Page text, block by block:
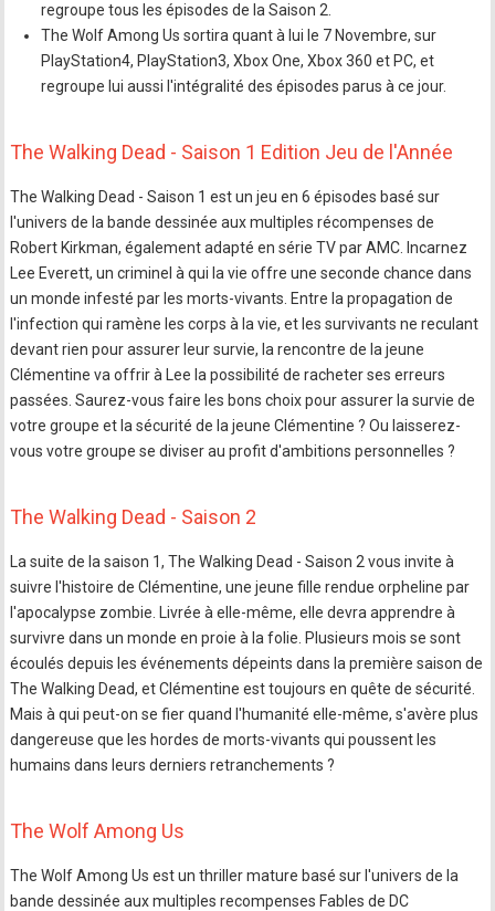
regroupe tous les épisodes de la Saison 2.
The Wolf Among Us sortira quant à lui le 7 Novembre, sur
PlayStation4, PlayStation3, Xbox One, Xbox 360 et PC, et
regroupe lui aussi l'intégralité des épisodes parus à ce jour.
The Walking Dead - Saison 1 Edition Jeu de l'Année
The Walking Dead - Saison 1 est un jeu en 6 épisodes basé sur
l'univers de la bande dessinée aux multiples récompenses de
Robert Kirkman, également adapté en série TV par AMC. Incarnez
Lee Everett, un criminel à qui la vie offre une seconde chance dans
un monde infesté par les morts-vivants. Entre la propagation de
l'infection qui ramène les corps à la vie, et les survivants ne reculant
devant rien pour assurer leur survie, la rencontre de la jeune
Clémentine va offrir à Lee la possibilité de racheter ses erreurs
passées. Saurez-vous faire les bons choix pour assurer la survie de
votre groupe et la sécurité de la jeune Clémentine ? Ou laisserez-
vous votre groupe se diviser au profit d'ambitions personnelles ?
The Walking Dead - Saison 2
La suite de la saison 1, The Walking Dead - Saison 2 vous invite à
suivre l'histoire de Clémentine, une jeune fille rendue orpheline par
l'apocalypse zombie. Livrée à elle-même, elle devra apprendre à
survivre dans un monde en proie à la folie. Plusieurs mois se sont
écoulés depuis les événements dépeints dans la première saison de
The Walking Dead, et Clémentine est toujours en quête de sécurité.
Mais à qui peut-on se fier quand l'humanité elle-même, s'avère plus
dangereuse que les hordes de morts-vivants qui poussent les
humains dans leurs derniers retranchements ?
The Wolf Among Us
The Wolf Among Us est un thriller mature basé sur l'univers de la
bande dessinée aux multiples recompenses Fables de DC